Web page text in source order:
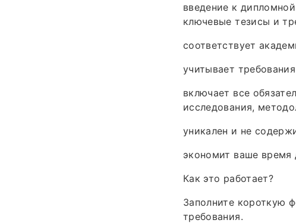
введение к
ключевые тезисы и
соответствует
учитывает
включает все
исследования,
уникален и не
экономит ваше время
Как это работает?
Заполните короткую
требования.